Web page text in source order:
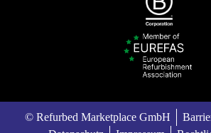
© Refurbed Marketplace GmbH